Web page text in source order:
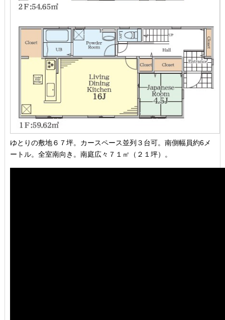
ゆとりの敷地６７坪。カースペース並列３台可。南側幅員約6メ
ートル。全室南向き。南庭広々７１㎡（２１坪）。